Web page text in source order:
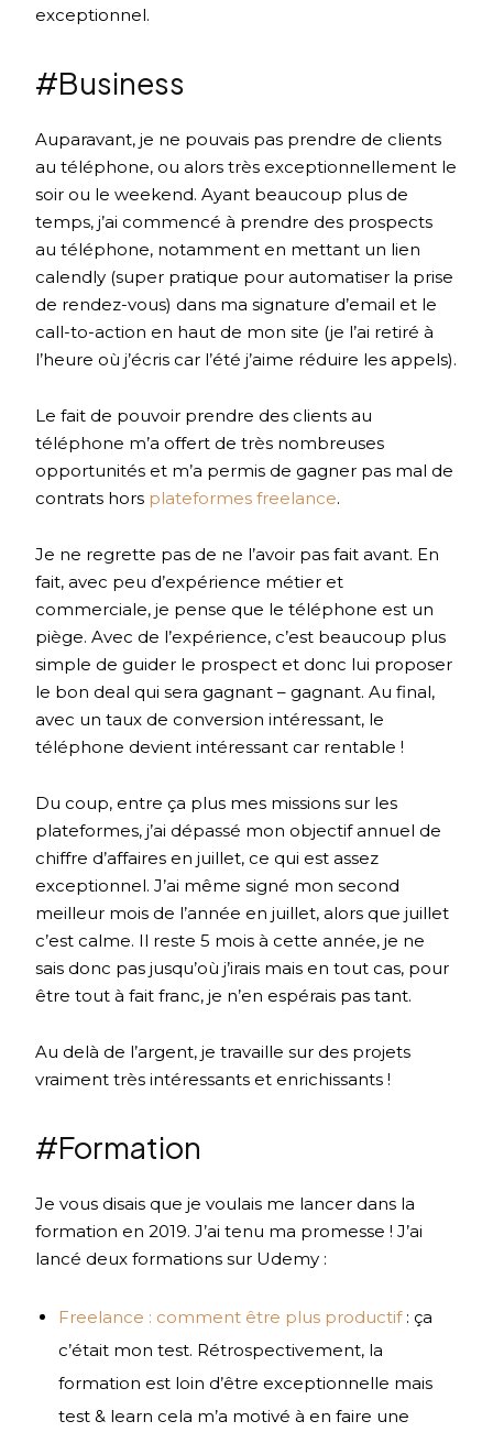
exceptionnel.
#Business
Auparavant, je ne pouvais pas prendre de clients
au téléphone, ou alors très exceptionnellement le
soir ou le weekend. Ayant beaucoup plus de
temps, j’ai commencé à prendre des prospects
au téléphone, notamment en mettant un lien
calendly (super pratique pour automatiser la prise
de rendez-vous) dans ma signature d’email et le
call-to-action en haut de mon site (je l’ai retiré à
l’heure où j’écris car l’été j’aime réduire les appels).
Le fait de pouvoir prendre des clients au
téléphone m’a offert de très nombreuses
opportunités et m’a permis de gagner pas mal de
contrats hors plateformes freelance.
Je ne regrette pas de ne l’avoir pas fait avant. En
fait, avec peu d’expérience métier et
commerciale, je pense que le téléphone est un
piège. Avec de l’expérience, c’est beaucoup plus
simple de guider le prospect et donc lui proposer
le bon deal qui sera gagnant – gagnant. Au final,
avec un taux de conversion intéressant, le
téléphone devient intéressant car rentable !
Du coup, entre ça plus mes missions sur les
plateformes, j’ai dépassé mon objectif annuel de
chiffre d’affaires en juillet, ce qui est assez
exceptionnel. J’ai même signé mon second
meilleur mois de l’année en juillet, alors que juillet
c’est calme. Il reste 5 mois à cette année, je ne
sais donc pas jusqu’où j’irais mais en tout cas, pour
être tout à fait franc, je n’en espérais pas tant.
Au delà de l’argent, je travaille sur des projets
vraiment très intéressants et enrichissants !
#Formation
Je vous disais que je voulais me lancer dans la
formation en 2019. J’ai tenu ma promesse ! J’ai
lancé deux formations sur Udemy :
Freelance : comment être plus productif: ça
c’était mon test. Rétrospectivement, la
formation est loin d’être exceptionnelle mais
test & learn cela m’a motivé à en faire une